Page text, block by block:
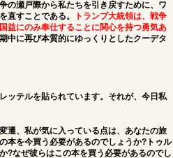
の瀬戸際から私たちを引き戻すために、ワ
直すことである。
トランプ大統領は、戦争
益にのみ奉仕することに関心を持つ勇気あ
中に再び本質的にゆっくりとしたクーデタ
ッテルを貼られています。それが、今日私
遷、私が気に入っている点は、あなたの旅
本を今買う必要があるのでしょうか?トゥル
?なぜ彼らはこの本を買う必要があるのでし